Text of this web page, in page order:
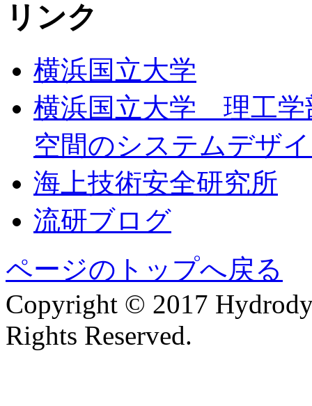
リンク
横浜国立大学
横浜国立大学 理工学
空間のシステムデザ
海上技術安全研究所
流研ブログ
ページのトップへ戻る
Copyright © 2017
Rights Reserved.